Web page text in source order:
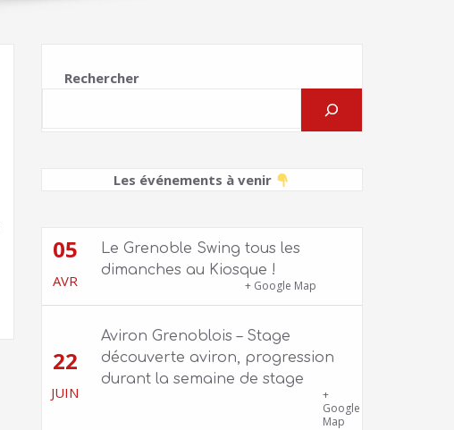
Rechercher
Les événements à venir
05
AVR
Le Grenoble Swing tous les
dimanches au Kiosque !
Kiosque du Jardin de Ville+ Google Map
22
JUIN
Aviron Grenoblois – Stage
découverte aviron, progression
durant la semaine de stage
+
Google
Map